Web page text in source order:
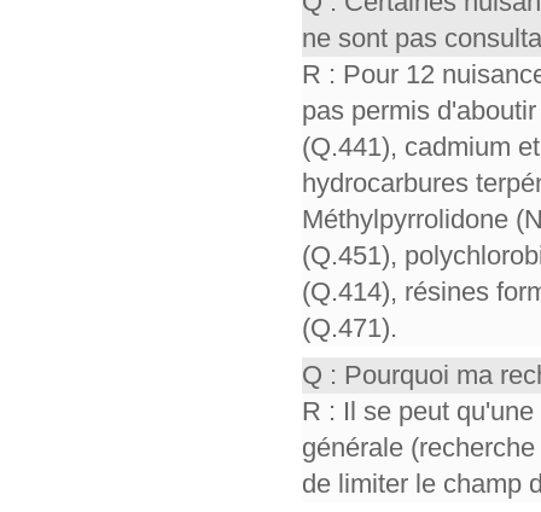
ne sont pas
R : Pour 12
pas permis
(Q.441), cadmium
hydrocarbures
Méthylpyrrolidone
(Q.451),
(Q.414), résines
(Q.471).
Q : Pourquoi ma
R : Il se peut
générale
de limiter le champ